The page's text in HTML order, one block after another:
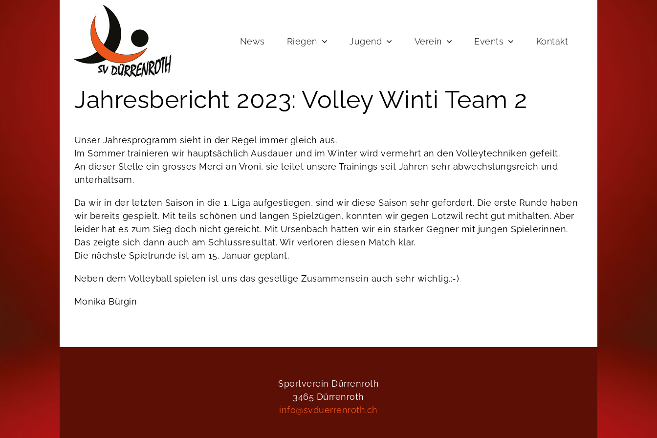
News
Riegen Jugend Verein Events Kontakt
Jahresbericht 2023: Volley Winti Team 2
Unser Jahresprogramm sieht in der Regel immer gleich aus.
Im Sommer trainieren wir hauptsächlich Ausdauer und im Winter wird vermehrt an den Volleytechniken gefeilt.
An dieser Stelle ein grosses Merci an Vroni, sie leitet unsere Trainings seit Jahren sehr abwechslungsreich und
unterhaltsam.
Da wir in der letzten Saison in die 1. Liga aufgestiegen, sind wir diese Saison sehr gefordert. Die erste Runde haben
wir bereits gespielt. Mit teils schönen und langen Spielzügen, konnten wir gegen Lotzwil recht gut mithalten. Aber
leider hat es zum Sieg doch nicht gereicht. Mit Ursenbach hatten wir ein starker Gegner mit jungen Spielerinnen.
Das zeigte sich dann auch am Schlussresultat. Wir verloren diesen Match klar.
Die nächste Spielrunde ist am 15. Januar geplant.
Neben dem Volleyball spielen ist uns das gesellige Zusammensein auch sehr wichtig.:-)
Monika Bürgin
Sportverein Dürrenroth
3465 Dürrenroth
info@svduerrenroth.ch